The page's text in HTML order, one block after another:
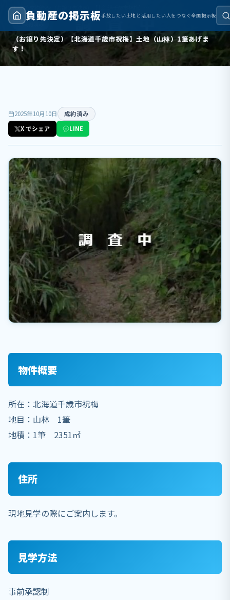
負動産の掲示板手放したい土地と活用したい人をつなぐ全国掲示板
トップ
成約済み
（お譲り先決定）【北海道千歳市祝梅】土地（山林）1筆あげま
す！
2025年10月10日
成約済み
X でシェア
LINE
物件概要
所在：北海道千歳市祝梅
地目：山林 1筆
地積：1筆 2351㎡
住所
現地見学の際にご案内します。
見学方法
事前承認制